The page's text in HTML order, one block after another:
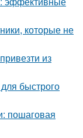
которые не
из
быстрого
пошаговая